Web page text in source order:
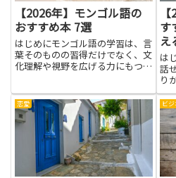
【2026年】モンゴル語の
おすすめ本 7選
はじめにモンゴル語の学習は、言
葉そのものの習得だけでなく、文
化理解や視野を広げる力にもつな
を紹介します。テキストで文法を
整理したり、会話例で発音や表現
を確認したり、読解で語彙を増
す
え
は
話
り
メ
ス
も
で
助
用...
恋愛 ビ